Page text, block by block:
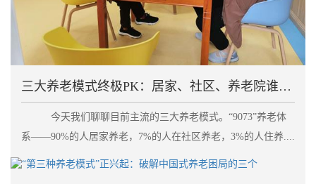
三大养老模式终极PK：居家、社区、养老院谁更适合中
今天我们聊聊目前主流的三大养老模式。“9073”养老体
系——90%的人居家养老，7%的人在社区养老，3%的人住养....